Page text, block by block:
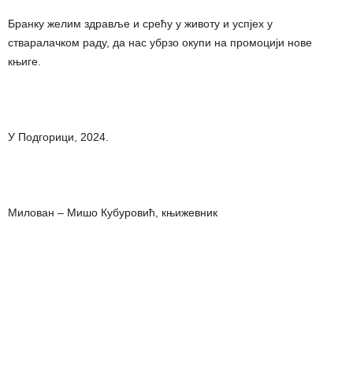
Бранку желим здравље и срећу у животу и успјех у
стваралачком раду, да нас убрзо окупи на промоцији нове
књиге.
У Подгорици, 2024.
Милован – Мишо Кубуровић, књижевник